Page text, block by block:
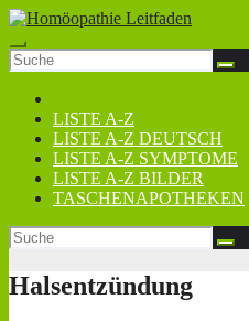
Zum
Inhalt
springen
LISTE A-Z
LISTE A-Z DEUTSCH
LISTE A-Z SYMPTOME
LISTE A-Z BILDER
TASCHENAPOTHEKEN
Halsentzündung